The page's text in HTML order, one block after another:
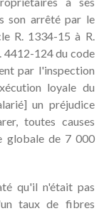
son arrêté par le
R. 1334-15 à R.
4412-124 du code
par l'inspection
loyale du
un préjudice
toutes causes
globale de 7 000
qu'il n'était pas
taux de fibres